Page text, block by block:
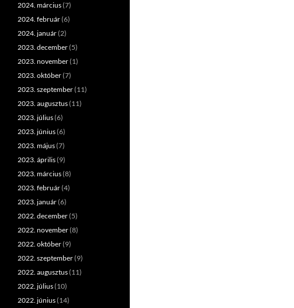
2024. március(7)
2024. február(6)
2024. január(2)
2023. december(5)
2023. november(1)
2023. október(7)
2023. szeptember(11)
2023. augusztus(11)
2023. július(6)
2023. június(6)
2023. május(7)
2023. április(9)
2023. március(8)
2023. február(4)
2023. január(6)
2022. december(5)
2022. november(8)
2022. október(9)
2022. szeptember(9)
2022. augusztus(11)
2022. július(10)
2022. június(14)